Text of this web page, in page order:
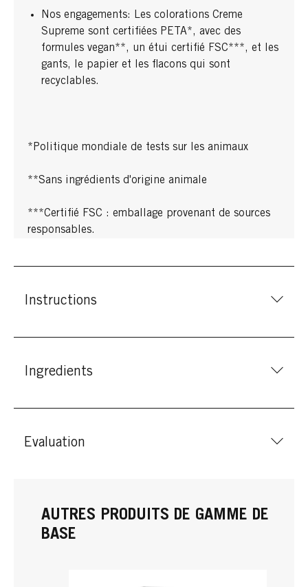
Nos engagements: Les colorations Creme
Supreme sont certifiées PETA*, avec des
formules vegan**, un étui certifié FSC***, et les
gants, le papier et les flacons qui sont
recyclables.
*Politique mondiale de tests sur les animaux
**Sans ingrédients d'origine animale
***Certifié FSC : emballage provenant de sources
responsables.
Instructions
Ingredients
Evaluation
AUTRES PRODUITS DE GAMME DE
BASE